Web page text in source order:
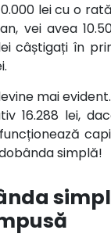
lei cu o
vei avea
câștigați în
mai
16.288 lei,
simplă!